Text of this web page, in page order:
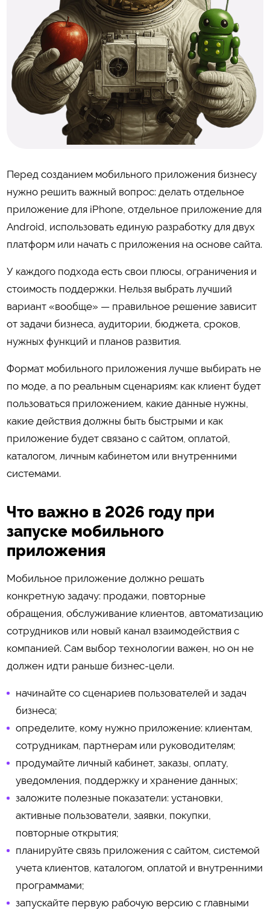
Перед созданием мобильного приложения бизнесу
нужно решить важный вопрос: делать отдельное
приложение для iPhone, отдельное приложение для
Android, использовать единую разработку для двух
платформ или начать с приложения на основе сайта.
У каждого подхода есть свои плюсы, ограничения и
стоимость поддержки. Нельзя выбрать лучший
вариант «вообще» — правильное решение зависит
от задачи бизнеса, аудитории, бюджета, сроков,
нужных функций и планов развития.
Формат мобильного приложения лучше выбирать не
по моде, а по реальным сценариям: как клиент будет
пользоваться приложением, какие данные нужны,
какие действия должны быть быстрыми и как
приложение будет связано с сайтом, оплатой,
каталогом, личным кабинетом или внутренними
системами.
Что важно в 2026 году при
запуске мобильного
приложения
Мобильное приложение должно решать
конкретную задачу: продажи, повторные
обращения, обслуживание клиентов, автоматизацию
сотрудников или новый канал взаимодействия с
компанией. Сам выбор технологии важен, но он не
должен идти раньше бизнес-цели.
начинайте со сценариев пользователей и задач
бизнеса;
определите, кому нужно приложение: клиентам,
сотрудникам, партнерам или руководителям;
продумайте личный кабинет, заказы, оплату,
уведомления, поддержку и хранение данных;
заложите полезные показатели: установки,
активные пользователи, заявки, покупки,
повторные открытия;
планируйте связь приложения с сайтом, системой
учета клиентов, каталогом, оплатой и внутренними
программами;
запускайте первую рабочую версию с главными